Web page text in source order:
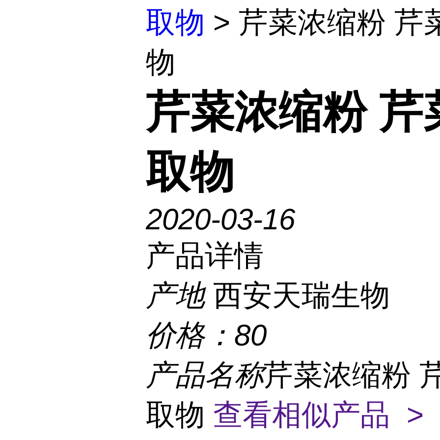
取物 > 芹菜浓缩粉 芹
物
芹菜浓缩粉 芹
取物
2020-03-16
产品详情
产地 西安天瑞生物
价格： 80
产品名称芹菜浓缩粉
取物 查看相似产品 >